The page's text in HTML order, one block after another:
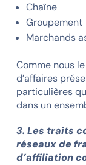
Chaîne
Groupement
Marchands
Comme nous
d’affaires
particulières
dans un
3. Les traits
réseaux de
d’affiliation